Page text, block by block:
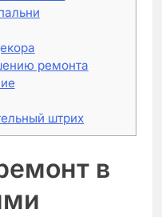
ремонта
штрих
в